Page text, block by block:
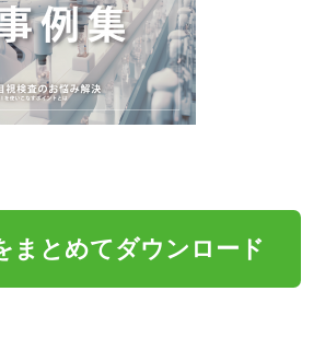
まとめてダウンロード